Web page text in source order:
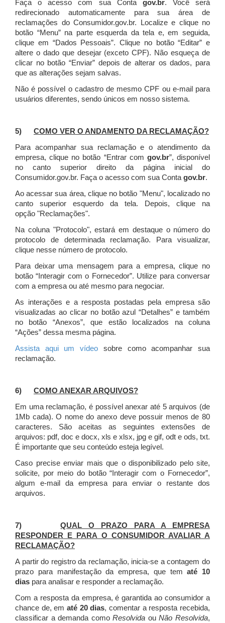
Faça o acesso com sua Conta gov.br. Você será
redirecionado automaticamente para sua área de
reclamações do Consumidor.gov.br.
Localize e clique no
botão “Menu” na parte esquerda da tela e, em seguida,
clique em “Dados Pessoais”. Clique no botão “Editar” e
altere o dado que desejar (exceto CPF). Não esqueça de
clicar no botão “Enviar” depois de alterar os dados, para
que as alterações sejam salvas.
Não é possível o cadastro de mesmo CPF ou e-mail para
usuários diferentes, sendo únicos em nosso sistema.
5) COMO VER O ANDAMENTO DA RECLAMAÇÃO?
Para acompanhar sua reclamação e o atendimento da
empresa, clique no botão “Entrar com gov.br”, disponível
no canto superior direito da página inicial do
Consumidor.gov.br. Faça o acesso com sua Contagov.br.
Ao acessar sua área, clique no botão "Menu", localizado no
canto superior esquerdo da tela. Depois, clique na
opção "Reclamações".
Na coluna "Protocolo", estará em destaque o número do
protocolo de determinada reclamação. Para visualizar,
clique nesse número de protocolo.
Para deixar uma mensagem para a empresa, clique no
botão “Interagir com o Fornecedor”. Utilize para conversar
com a empresa ou até mesmo para negociar.
As interações e a resposta postadas pela empresa são
visualizadas ao clicar no botão azul “Detalhes” e também
no botão “Anexos”, que estão localizados na coluna
“Ações” dessa mesma página.
Assista aqui um vídeo sobre como acompanhar sua
reclamação.
6) COMO ANEXAR ARQUIVOS?
Em uma reclamação, é possível anexar até 5 arquivos (de
1Mb cada). O nome do anexo deve possuir menos de 80
caracteres. São aceitas as seguintes extensões de
arquivos: pdf, doc e docx, xls e xlsx, jpg e gif, odt e ods, txt.
É importante que seu conteúdo esteja legível.
Caso precise enviar mais que o disponibilizado pelo site,
solicite, por meio do botão “Interagir com o Fornecedor”,
algum e-mail da empresa para enviar o restante dos
arquivos.
7)QUAL O PRAZO PARA A EMPRESA
RESPONDER E PARA O CONSUMIDOR AVALIAR A
RECLAMAÇÃO?
A partir do registro da reclamação, inicia-se a contagem do
prazo para manifestação da empresa, que tematé 10
dias para analisar e responder a reclamação.
Com a resposta da empresa, é garantida ao consumidor a
chance de, em até 20 dias, comentar a resposta recebida,
classificar a demanda comoResolvida ouNão Resolvida,